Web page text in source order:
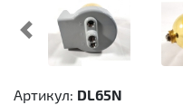
Предыдущий
Артикул: DL65N